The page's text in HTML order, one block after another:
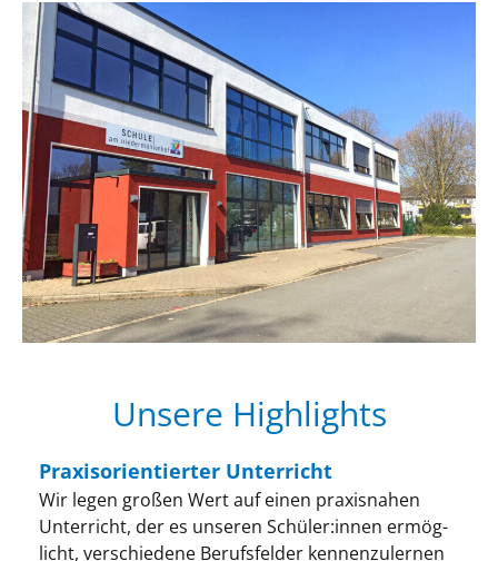
Unsere High­lights
Praxisorientierter Unterricht
Wir legen großen Wert auf einen praxis­nahen
Unter­richt, der es unse­ren Schüler:innen ermög­
licht, ver­schie­dene Berufs­felder kennen­zu­lernen